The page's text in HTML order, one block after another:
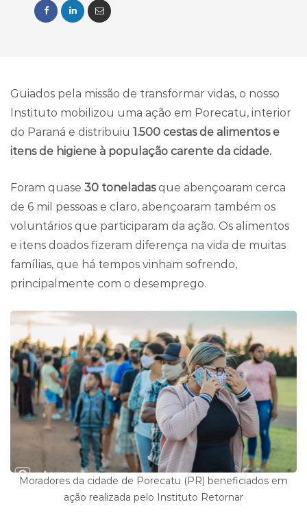
Guiados pela missão de transformar vidas, o nosso
Instituto mobilizou uma ação em Porecatu, interior
do Paraná e distribuiu 1.500 cestas de alimentos e
itens de higiene à população carente da cidade.
Foram quase 30 toneladasque abençoaram cerca
de 6 mil pessoas e claro, abençoaram também os
voluntários que participaram da ação. Os alimentos
e itens doados fizeram diferença na vida de muitas
famílias, que há tempos vinham sofrendo,
principalmente com o desemprego.
Moradores da cidade de Porecatu (PR) beneficiados em
ação realizada pelo Instituto Retornar